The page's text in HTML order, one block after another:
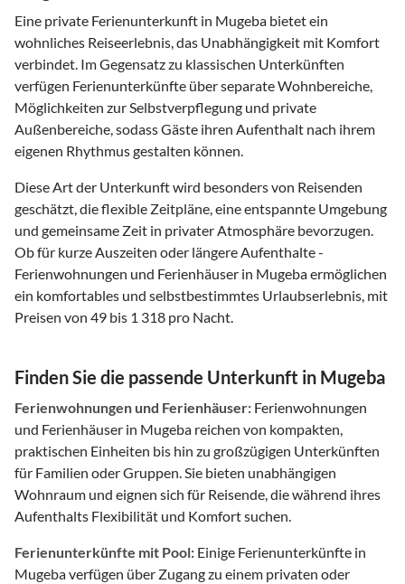
Eine private Ferienunterkunft in Mugeba bietet ein
wohnliches Reiseerlebnis, das Unabhängigkeit mit Komfort
verbindet. Im Gegensatz zu klassischen Unterkünften
verfügen Ferienunterkünfte über separate Wohnbereiche,
Möglichkeiten zur Selbstverpflegung und private
Außenbereiche, sodass Gäste ihren Aufenthalt nach ihrem
eigenen Rhythmus gestalten können.
Diese Art der Unterkunft wird besonders von Reisenden
geschätzt, die flexible Zeitpläne, eine entspannte Umgebung
und gemeinsame Zeit in privater Atmosphäre bevorzugen.
Ob für kurze Auszeiten oder längere Aufenthalte -
Ferienwohnungen und Ferienhäuser in Mugeba ermöglichen
ein komfortables und selbstbestimmtes Urlaubserlebnis, mit
Preisen von 49 bis 1 318 pro Nacht.
Finden Sie die passende Unterkunft in Mugeba
Ferienwohnungen und Ferienhäuser: Ferienwohnungen
und Ferienhäuser in Mugeba reichen von kompakten,
praktischen Einheiten bis hin zu großzügigen Unterkünften
für Familien oder Gruppen. Sie bieten unabhängigen
Wohnraum und eignen sich für Reisende, die während ihres
Aufenthalts Flexibilität und Komfort suchen.
Ferienunterkünfte mit Pool: Einige Ferienunterkünfte in
Mugeba verfügen über Zugang zu einem privaten oder